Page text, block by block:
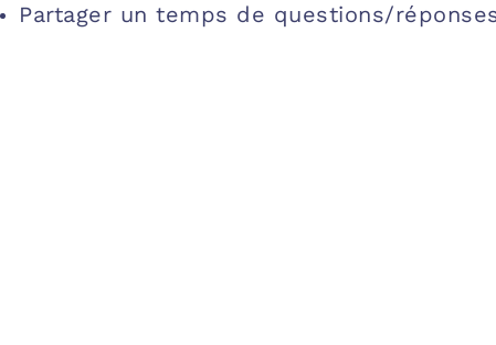
Partager un temps de questions/